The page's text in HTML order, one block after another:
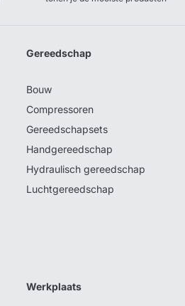
Gereedschap
Bouw
Compressoren
Gereedschapsets
Handgereedschap
Hydraulisch gereedschap
Luchtgereedschap
Werkplaats